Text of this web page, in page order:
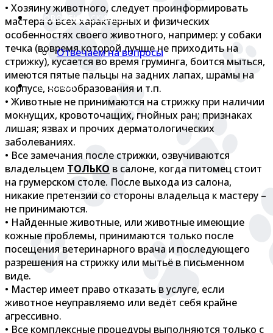
НОВОСТИ И СКИДКИ!
Отвечаем на вопросы
ОТЗЫВЫ
• Хозяину животного, следует проинформировать
мастера о всех характерных и физических
особенностях своего животного, например: у собаки
течка (вовремя которой лучше не приходить на
стрижку), кусается во время груминга, боится мыться,
имеются пятые пальцы на задних лапах, шрамы на
корпусе, новообразования и т.п.
• Животные не принимаются на стрижку при наличии
мокнущих, кровоточащих, гнойных ран; признаках
лишая; язвах и прочих дерматологических
заболеваниях.
• Все замечания после стрижки, озвучиваются
владельцем ТОЛЬКО в салоне, когда питомец стоит
на грумерском столе. После выхода из салона,
никакие претензии со стороны владельца к мастеру –
не принимаются.
• Найденные животные, или животные имеющие
кожные проблемы, принимаются только после
посещения ветеринарного врача и последующего
разрешения на стрижку или мытьё в письменном
виде.
• Мастер имеет право отказать в услуге, если
животное неуправляемо или ведёт себя крайне
агрессивно.
• Все комплексные процедуры выполняются только с